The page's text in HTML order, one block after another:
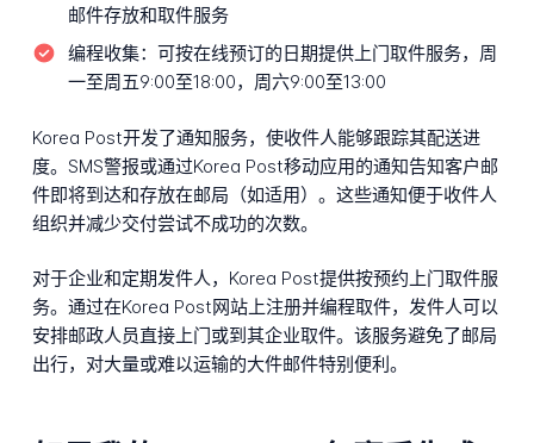
邮件存放和取件服务
编程收集： 可按在线预订的日期提供上门取件服务，周
一至周五9:00至18:00，周六9:00至13:00
Korea Post开发了通知服务，使收件人能够跟踪其配送进
度。SMS警报或通过Korea Post移动应用的通知告知客户邮
件即将到达和存放在邮局（如适用）。这些通知便于收件人
组织并减少交付尝试不成功的次数。
对于企业和定期发件人，Korea Post提供按预约上门取件服
务。通过在Korea Post网站上注册并编程取件，发件人可以
安排邮政人员直接上门或到其企业取件。该服务避免了邮局
出行，对大量或难以运输的大件邮件特别便利。